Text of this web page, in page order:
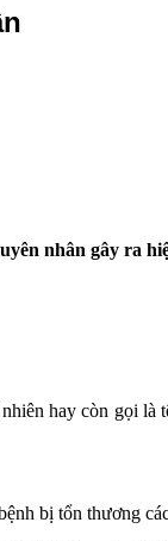
nhân gây ra
hay còn gọi
bị tổn thương